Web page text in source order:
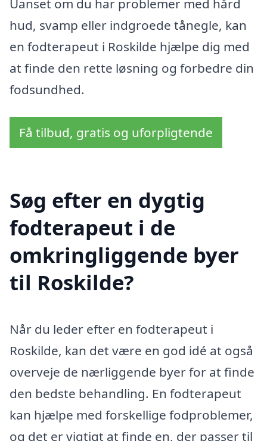
Uanset om du har problemer med hård
hud, svamp eller indgroede tånegle, kan
en fodterapeut i Roskilde hjælpe dig med
at finde den rette løsning og forbedre din
fodsundhed.
Få tilbud, gratis og uforpligtende
Søg efter en dygtig
fodterapeut i de
omkringliggende byer
til Roskilde?
Når du leder efter en fodterapeut i
Roskilde, kan det være en god idé at også
overveje de nærliggende byer for at finde
den bedste behandling. En fodterapeut
kan hjælpe med forskellige fodproblemer,
og det er vigtigt at finde en, der passer til